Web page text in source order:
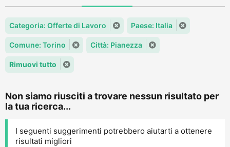
Categoria: Offerte di Lavoro Paese: Italia
Comune: Torino Città: Pianezza
Rimuovi tutto
Non siamo riusciti a trovare nessun risultato per
la tua ricerca...
I seguenti suggerimenti potrebbero aiutarti a ottenere
risultati migliori